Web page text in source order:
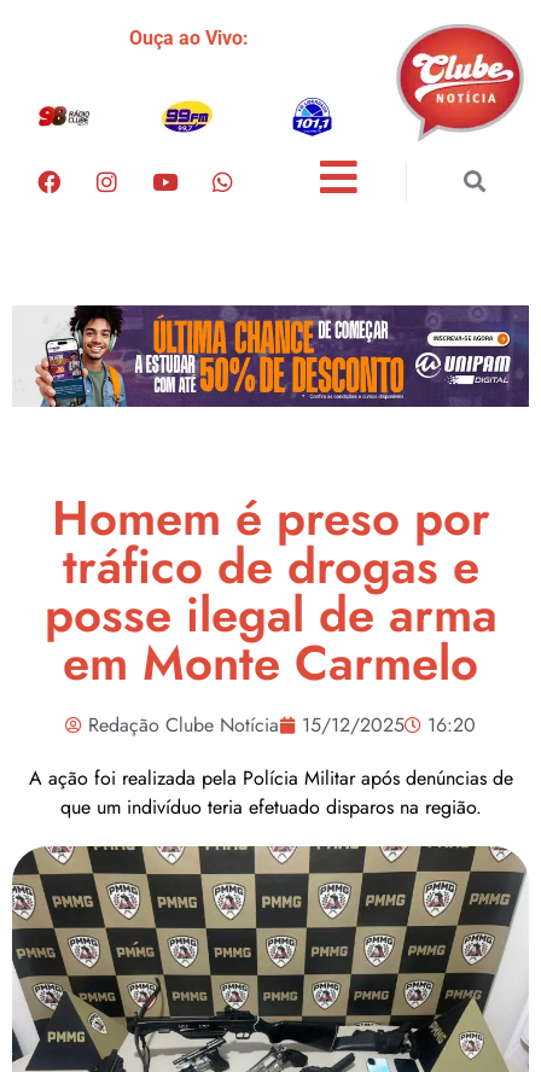
Ouça ao Vivo:
Homem é preso por
tráfico de drogas e
posse ilegal de arma
em Monte Carmelo
Redação Clube Notícia 15/12/2025
16:20
A ação foi realizada pela Polícia Militar após denúncias de
que um indivíduo teria efetuado disparos na região.